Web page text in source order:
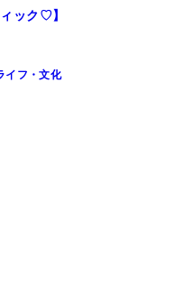
ック♡】
イフ・文化